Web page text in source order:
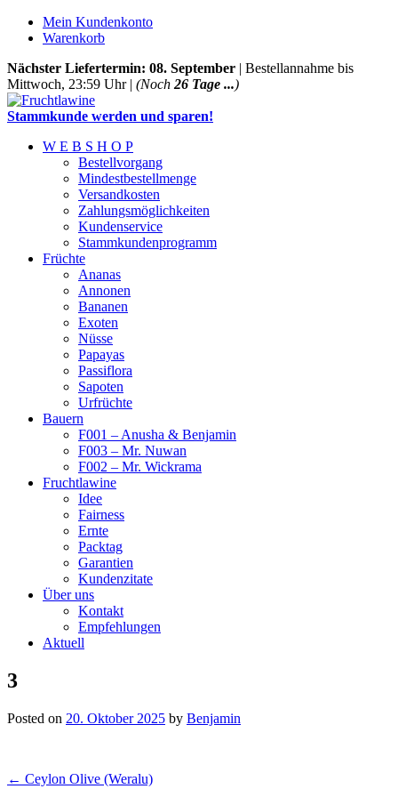
Mein Kundenkonto
Warenkorb
Nächster Liefertermin: 08. September | Bestellannahme bis
Mittwoch, 23:59 Uhr | (Noch 26 Tage ...)
Stammkunde werden und sparen!
W E B S H O P
Bestellvorgang
Mindestbestellmenge
Versandkosten
Zahlungsmöglichkeiten
Kundenservice
Stammkundenprogramm
Früchte
Ananas
Annonen
Bananen
Exoten
Nüsse
Papayas
Passiflora
Sapoten
Urfrüchte
Bauern
F001 – Anusha & Benjamin
F003 – Mr. Nuwan
F002 – Mr. Wickrama
Fruchtlawine
Idee
Fairness
Ernte
Packtag
Garantien
Kundenzitate
Über uns
Kontakt
Empfehlungen
Aktuell
3
Posted on 20. Oktober 2025 by Benjamin
Post
← Ceylon Olive (Weralu)